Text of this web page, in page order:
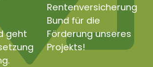
geht
Rentenversicherung
Bund für die
Förderung unseres
Projekts!